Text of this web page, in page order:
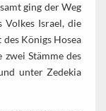
ging der Weg
Volkes Israel, die
Königs Hosea
zwei Stämme des
unter Zedekia